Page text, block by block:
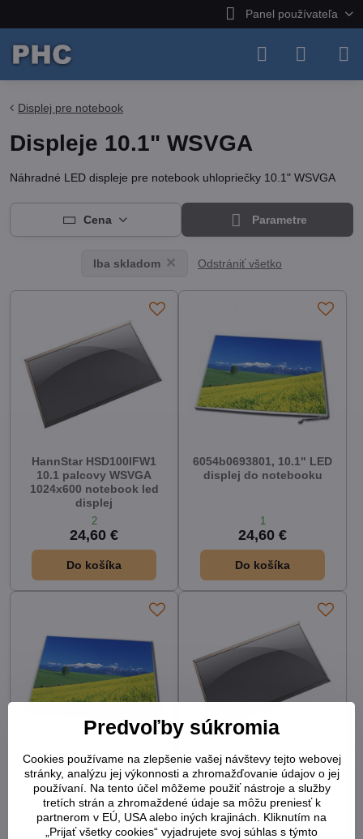
Panel používateľa
Displej pre notebook
Displeje 10.1" WSVGA
Náhradné LED displeje pre notebook uhlopriečky 10.1" WSVGA
Cena Parametre
Iba skladom Odstrániť všetko
HannStar HSD100IFW1
10.1 palcovy WSVGA
1024x600 notebook led
displej
2
24,60 €
Do košíka
6054b0693801, 10.1" LED
displej do notebooku
1
24,60 €
Do košíka
HannStar HSD101PFW4,
10.1 WSVGA LED displej
do notebooku
1
24,60 €
SAMSUNG LTN101NT02,
displej do notebooku
1
24,60 €
Predvoľby súkromia
Cookies používame na zlepšenie vašej návštevy tejto webovej
stránky, analýzu jej výkonnosti a zhromažďovanie údajov o jej
používaní. Na tento účel môžeme použiť nástroje a služby
tretích strán a zhromaždené údaje sa môžu preniesť k
partnerom v EÚ, USA alebo iných krajinách. Kliknutím na
„Prijať všetky cookies“ vyjadrujete svoj súhlas s týmto